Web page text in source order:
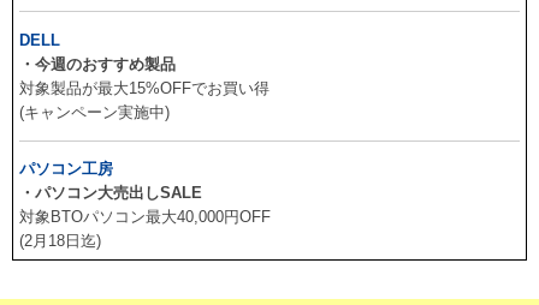
DELL
・今週のおすすめ製品
対象製品が最大15%OFFでお買い得
(キャンペーン実施中)
パソコン工房
・パソコン大売出しSALE
対象BTOパソコン最大40,000円OFF
(2月18日迄)